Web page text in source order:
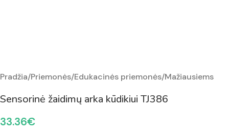
Pradžia/Priemonės/Edukacinės priemonės/Mažiausiems
Sensorinė žaidimų arka kūdikiui TJ386
33.36€